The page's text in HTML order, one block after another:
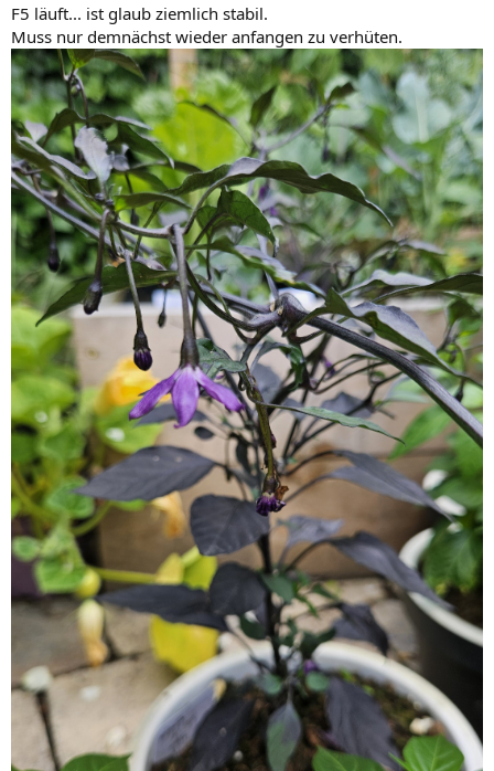
F5 läuft... ist glaub ziemlich stabil.
Muss nur demnächst wieder anfangen zu verhüten.